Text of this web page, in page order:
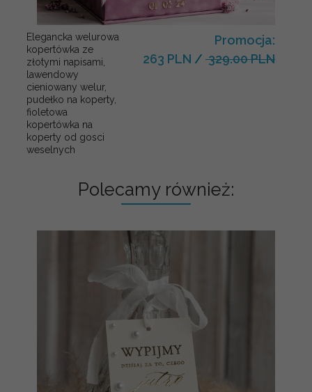
Elegancka welurowa
kopertówka ze
złotymi napisami,
lawendowy
cieniowany welur,
pudełko na koperty,
fioletowa
kopertówka na
koperty od gosci
weselnych
Promocja:
263 PLN / 329.00 PLN
Polecamy również: